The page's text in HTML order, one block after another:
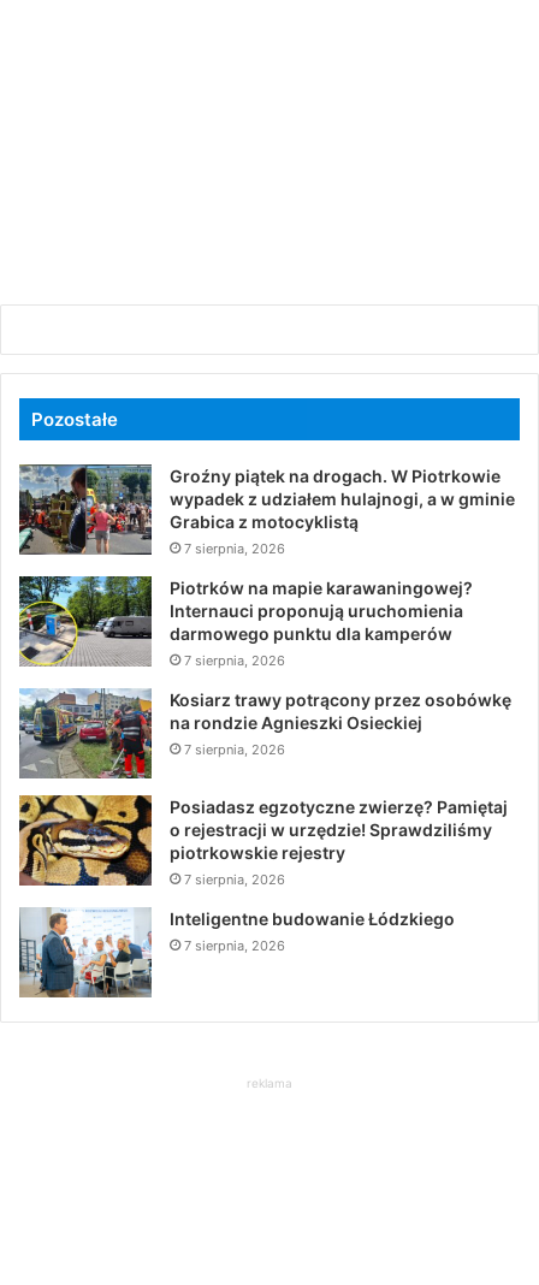
Pozostałe
Groźny piątek na drogach. W Piotrkowie
wypadek z udziałem hulajnogi, a w gminie
Grabica z motocyklistą
7 sierpnia, 2026
Piotrków na mapie karawaningowej?
Internauci proponują uruchomienia
darmowego punktu dla kamperów
7 sierpnia, 2026
Kosiarz trawy potrącony przez osobówkę
na rondzie Agnieszki Osieckiej
7 sierpnia, 2026
Posiadasz egzotyczne zwierzę? Pamiętaj
o rejestracji w urzędzie! Sprawdziliśmy
piotrkowskie rejestry
7 sierpnia, 2026
Inteligentne budowanie Łódzkiego
7 sierpnia, 2026
reklama